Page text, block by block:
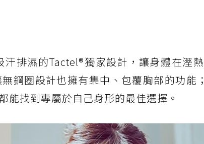
排濕的Tactel®獨家設計，讓身體在溼
鋼圈設計也擁有集中、包覆胸部的功能
能找到專屬於自己身形的最佳選擇。